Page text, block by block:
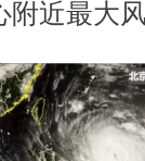
近最大风